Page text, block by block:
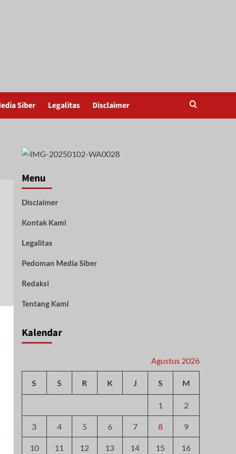
Siber Legalitas Disclaimer
Menu
Disclaimer
Kontak Kami
Legalitas
Pedoman Media Siber
Redaksi
Tentang Kami
Kalendar
Agustus 2026
S S R K J S M
1 2
3 4 5 6 7 8 9
10 11 12 13 14 15 16